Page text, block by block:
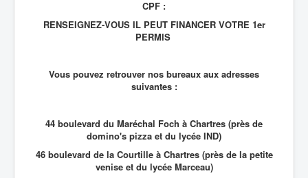
CPF :
RENSEIGNEZ-VOUS IL PEUT FINANCER VOTRE 1er
PERMIS
Vous pouvez retrouver nos bureaux aux adresses
suivantes :
44 boulevard du Maréchal Foch à Chartres (près de
domino's pizza et du lycée IND)
46 boulevard de la Courtille à Chartres (près de la petite
venise et du lycée Marceau)